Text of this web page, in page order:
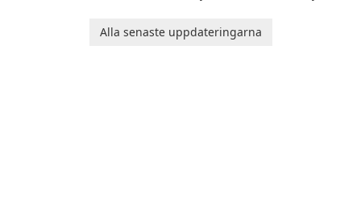
designed to help you
Alla senaste uppdateringarna